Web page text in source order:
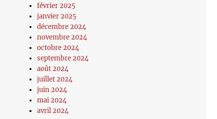
février 2025
janvier 2025
décembre 2024
novembre 2024
octobre 2024
septembre 2024
août 2024
juillet 2024
juin 2024
mai 2024
avril 2024